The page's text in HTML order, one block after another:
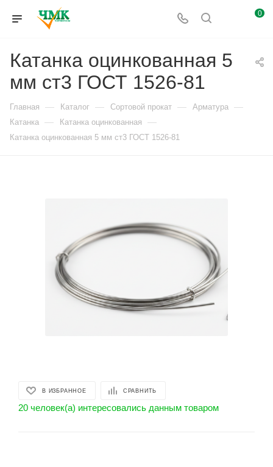
0
Катанка оцинкованная 5
мм ст3 ГОСТ 1526-81
Главная — Каталог — Сортовой прокат — Арматура —
Катанка — Катанка оцинкованная —
Катанка оцинкованная 5 мм ст3 ГОСТ 1526-81
В ИЗБРАННОЕ СРАВНИТЬ
20 человек(а) интересовались данным товаром